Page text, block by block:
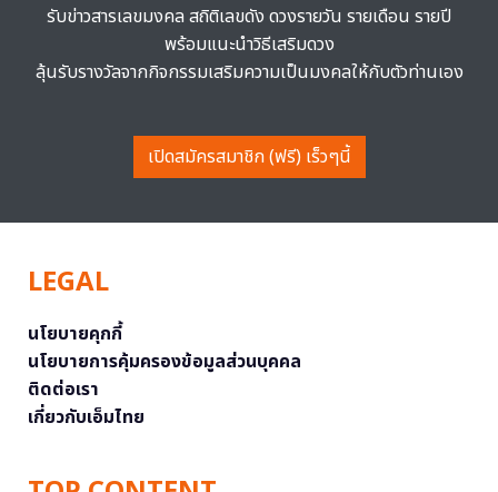
รับข่าวสารเลขมงคล สถิติเลขดัง ดวงรายวัน รายเดือน รายปี
พร้อมแนะนำวิธีเสริมดวง
ลุ้นรับรางวัลจากกิจกรรมเสริมความเป็นมงคลให้กับตัวท่านเอง
เปิดสมัครสมาชิก (ฟรี) เร็วๆนี้
LEGAL
นโยบายคุกกี้
นโยบายการคุ้มครองข้อมูลส่วนบุคคล
ติดต่อเรา
เกี่ยวกับเอ็มไทย